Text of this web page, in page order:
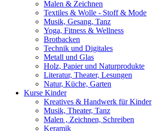
Malen & Zeichnen
Textiles & Wolle - Stoff & Mode
Musik, Gesang, Tanz
Yoga, Fitness & Wellness
Brotbacken
Technik und Digitales
Metall und Glas
Holz, Papier und Naturprodukte
Literatur, Theater, Lesungen
Natur, Küche, Garten
Kurse Kinder
Kreatives & Handwerk für Kinder
Musik, Theater, Tanz
Malen , Zeichnen, Schreiben
Keramik